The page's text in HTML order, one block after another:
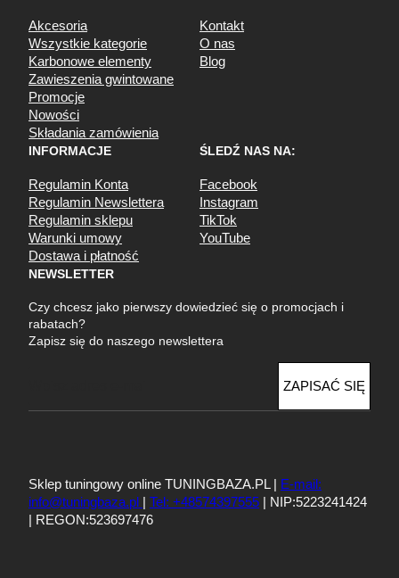
Akcesoria
Wszystkie kategorie
Karbonowe elementy
Zawieszenia gwintowane
Promocje
Nowości
Składania zamówienia
Kontakt
O nas
Blog
INFORMACJE
Regulamin Konta
Regulamin Newslettera
Regulamin sklepu
Warunki umowy
Dostawa i płatność
ŚLEDŹ NAS NA:
Facebook
Instagram
TikTok
YouTube
NEWSLETTER
Czy chcesz jako pierwszy dowiedzieć się o promocjach i
rabatach?
Zapisz się do naszego newslettera
a
ZAPISAĆ SIĘ
Sklep tuningowy online TUNINGBAZA.PL |
E-mail:
info@tuningbaza.pl
Tel: +48574397555 | NIP:5223241424
| REGON:523697476